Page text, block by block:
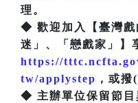
理。
◆ 歡迎加入【臺灣戲
迷」、「戀戲家」】
https://
tw/applystep ，或
◆ 主辦單位保留節目